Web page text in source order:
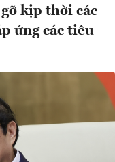
kịp thời các
ứng các tiêu